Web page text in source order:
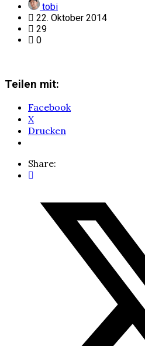
tobi
22. Oktober 2014
29
0
Teilen mit:
Facebook
X
Drucken
Share: